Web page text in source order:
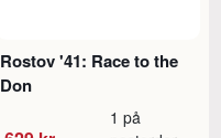
Rostov '41: Race to the
Don
1 på